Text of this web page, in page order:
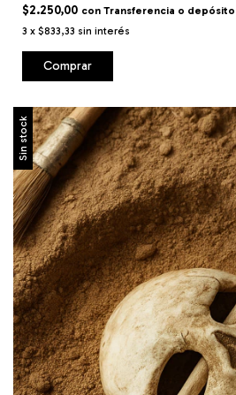
$2.250,00 con Transferencia o depósito
3 x $833,33 sin interés
Sin stock